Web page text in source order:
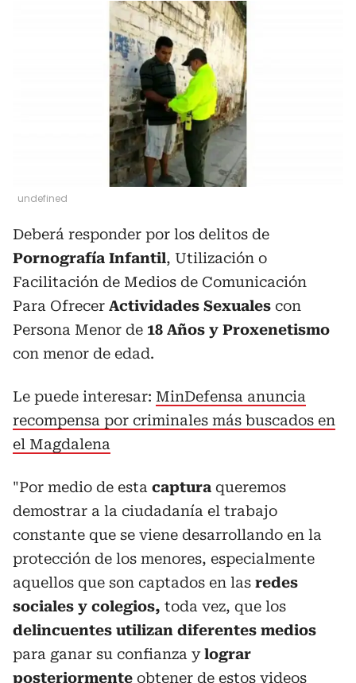
undefined
Deberá responder por los delitos de
Pornografía Infantil, Utilización o
Facilitación de Medios de Comunicación
Para Ofrecer Actividades Sexuales con
Persona Menor de 18 Años y Proxenetismo
con menor de edad.
Le puede interesar: MinDefensa anuncia
recompensa por criminales más buscados en
el Magdalena
"Por medio de esta captura queremos
demostrar a la ciudadanía el trabajo
constante que se viene desarrollando en la
protección de los menores, especialmente
aquellos que son captados en las redes
sociales y colegios, toda vez, que los
delincuentes utilizan diferentes medios
para ganar su confianza ylograr
posteriormente obtener de estos videos